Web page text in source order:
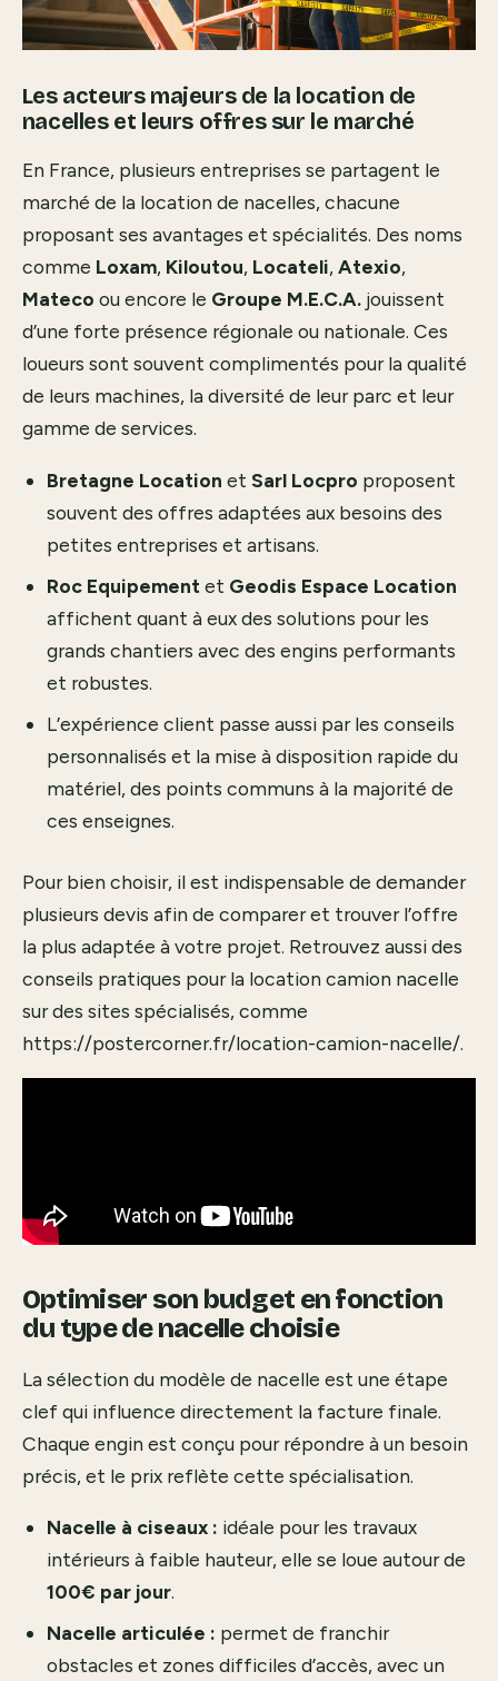
Les acteurs majeurs de la location de
nacelles et leurs offres sur le marché
En France, plusieurs entreprises se partagent le
marché de la location de nacelles, chacune
proposant ses avantages et spécialités. Des noms
comme Loxam, Kiloutou, Locateli,Atexio,
Mateco ou encore le Groupe M.E.C.A.jouissent
d’une forte présence régionale ou nationale. Ces
loueurs sont souvent complimentés pour la qualité
de leurs machines, la diversité de leur parc et leur
gamme de services.
Bretagne Location et Sarl Locpro proposent
souvent des offres adaptées aux besoins des
petites entreprises et artisans.
Roc Equipement et Geodis Espace Location
affichent quant à eux des solutions pour les
grands chantiers avec des engins performants
et robustes.
L’expérience client passe aussi par les conseils
personnalisés et la mise à disposition rapide du
matériel, des points communs à la majorité de
ces enseignes.
Pour bien choisir, il est indispensable de demander
plusieurs devis afin de comparer et trouver l’offre
la plus adaptée à votre projet. Retrouvez aussi des
conseils pratiques pour la location camion nacelle
sur des sites spécialisés, comme
https://postercorner.fr/location-camion-nacelle/.
Optimiser son budget en fonction
du type de nacelle choisie
La sélection du modèle de nacelle est une étape
clef qui influence directement la facture finale.
Chaque engin est conçu pour répondre à un besoin
précis, et le prix reflète cette spécialisation.
Nacelle à ciseaux : idéale pour les travaux
intérieurs à faible hauteur, elle se loue autour de
100€ par jour.
Nacelle articulée : permet de franchir
obstacles et zones difficiles d’accès, avec un